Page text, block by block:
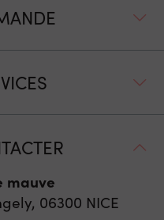
mauve
06300 NICE